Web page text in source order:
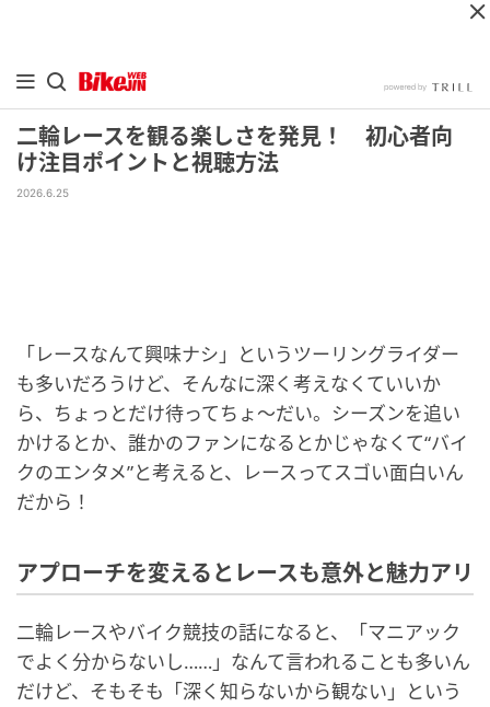
二輪レースを観る楽しさを発見！ 初心者向
け注目ポイントと視聴方法
2026.6.25
「レースなんて興味ナシ」というツーリングライダー
も多いだろうけど、そんなに深く考えなくていいか
ら、ちょっとだけ待ってちょ～だい。シーズンを追い
かけるとか、誰かのファンになるとかじゃなくて“バイ
クのエンタメ”と考えると、レースってスゴい面白いん
だから！
アプローチを変えるとレースも意外と魅力アリ
二輪レースやバイク競技の話になると、「マニアック
でよく分からないし……」なんて言われることも多いん
だけど、そもそも「深く知らないから観ない」という